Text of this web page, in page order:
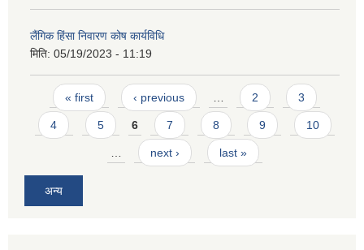
लैंगिक हिंसा निवारण कोष कार्यविधि
मिति: 05/19/2023 - 11:19
Pages
« first ‹ previous … 2 3
4 5 6 7 8 9 10
… next › last »
अन्य